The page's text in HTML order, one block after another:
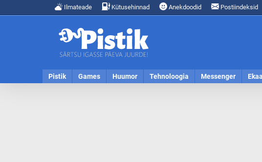
Ilmateade Kütusehinnad Anekdoodid Postiindeksid
Pistik Games Huumor Tehnoloogia Messenger